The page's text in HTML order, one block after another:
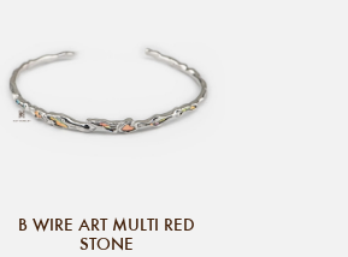
B WIRE ART MULTI RED
STONE